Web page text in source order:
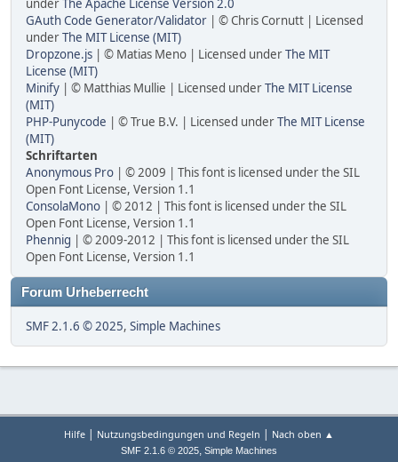
underThe Apache License Version 2.0
GAuth Code Generator/Validator | © Chris Cornutt | Licensed
underThe MIT License (MIT)
Dropzone.js | © Matias Meno | Licensed underThe MIT
License (MIT)
Minify | © Matthias Mullie | Licensed underThe MIT License
(MIT)
PHP-Punycode | © True B.V. | Licensed underThe MIT License
(MIT)
Schriftarten
Anonymous Pro | © 2009 | This font is licensed under the SIL
Open Font License, Version 1.1
ConsolaMono | © 2012 | This font is licensed under the SIL
Open Font License, Version 1.1
Phennig | © 2009-2012 | This font is licensed under the SIL
Open Font License, Version 1.1
Forum Urheberrecht
SMF 2.1.6 © 2025, Simple Machines
Hilfe | Nutzungsbedingungen und Regeln | Nach oben ▲
SMF 2.1.6 © 2025, Simple Machines